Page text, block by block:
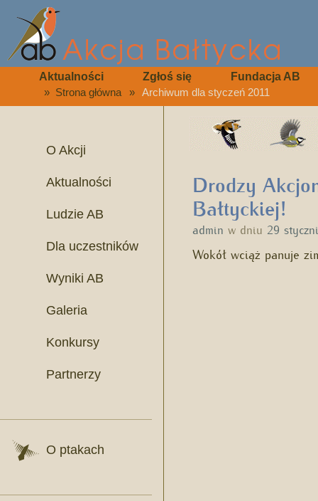
Aktualności Zgłoś się Fundacja AB
» Strona główna » Archiwum dla styczeń 2011
O Akcji
Aktualności
Ludzie AB
Dla uczestników
Wyniki AB
Galeria
Konkursy
Partnerzy
O ptakach
Drodzy
Bałtyckiej!
admin w dniu 29
Wokół wciąż panuje